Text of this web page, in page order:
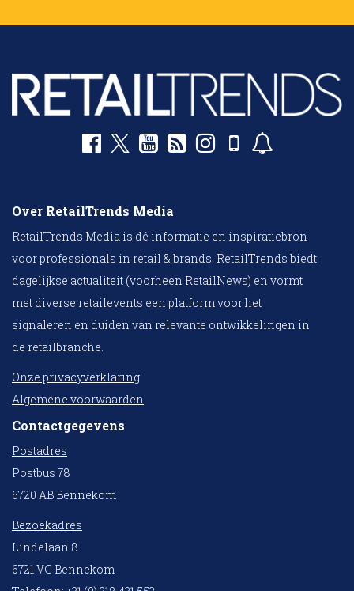
Over RetailTrends Media
RetailTrends Media is dé informatie en inspiratiebron
voor professionals in retail & brands. RetailTrends biedt
dagelijkse actualiteit (voorheen RetailNews) en vormt
met diverse retailevents een platform voor het
signaleren en duiden van relevante ontwikkelingen in
de retailbranche.
Onze privacyverklaring
Algemene voorwaarden
Contactgegevens
Postadres
Postbus 78
6720 AB Bennekom
Bezoekadres
Lindelaan 8
6721 VC Bennekom